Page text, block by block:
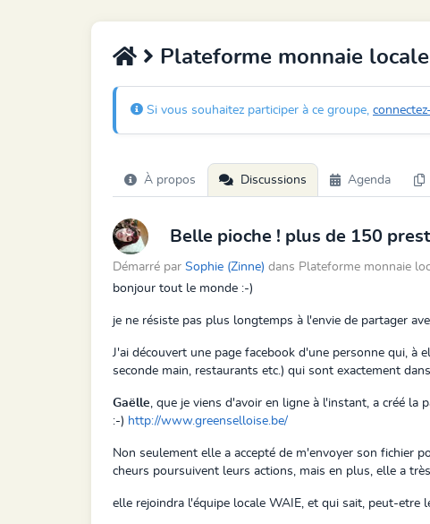
Plateforme monnaie
Si vous souhaitez participer à ce groupe,
À propos Discussions Agenda
Belle pioche ! plus de 150
Démarré par Sophie (Zinne) dans Plateforme monnaie
bonjour tout le monde :-)
je ne résiste pas plus longtemps à l'envie de partager
J'ai découvert une page facebook d'une personne qui, à
seconde main, restaurants etc.) qui sont exactement
Gaëlle, que je viens d'avoir en ligne à l'instant, a créé la
:-) http://www.greenselloise.be/
Non seulement elle a accepté de m'envoyer son fichier
cheurs poursuivent leurs actions, mais en plus, elle a
elle rejoindra l'équipe locale WAIE, et qui sait, peut-etre